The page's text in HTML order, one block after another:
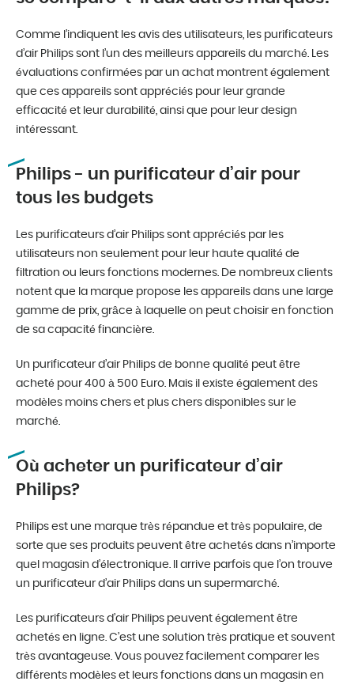
Comme l’indiquent les avis des utilisateurs, les purificateurs
d’air Philips sont l’un des meilleurs appareils du marché. Les
évaluations confirmées par un achat montrent également
que ces appareils sont appréciés pour leur grande
efficacité et leur durabilité, ainsi que pour leur design
intéressant.
Philips - un purificateur d’air pour
tous les budgets
Les purificateurs d’air Philips sont appréciés par les
utilisateurs non seulement pour leur haute qualité de
filtration ou leurs fonctions modernes. De nombreux clients
notent que la marque propose les appareils dans une large
gamme de prix, grâce à laquelle on peut choisir en fonction
de sa capacité financière.
Un purificateur d’air Philips de bonne qualité peut être
acheté pour 400 à 500 Euro. Mais il existe également des
modèles moins chers et plus chers disponibles sur le
marché.
Où acheter un purificateur d’air
Philips?
Philips est une marque très répandue et très populaire, de
sorte que ses produits peuvent être achetés dans n’importe
quel magasin d’électronique. Il arrive parfois que l’on trouve
un purificateur d’air Philips dans un supermarché.
Les purificateurs d’air Philips peuvent également être
achetés en ligne. C’est une solution très pratique et souvent
très avantageuse. Vous pouvez facilement comparer les
différents modèles et leurs fonctions dans un magasin en